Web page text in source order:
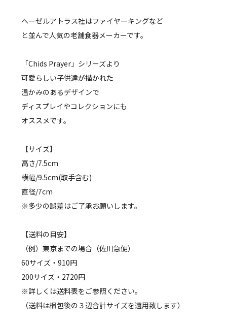
ヘーゼルアトラス社はファイヤーキングなど
と並んで人気の老舗食器メーカーです。
「Chids Prayer」シリーズより
可愛らしい子供達が描かれた
温かみのあるデザインで
ディスプレイやコレクションにも
オススメです。
【サイズ】
高さ/7.5cm
横幅/9.5cm(取手含む)
直径/7cm
※多少の誤差はご了承お願いします。
【送料の目安】
（例）東京までの場合（佐川急便）
60サイズ・910円
200サイズ・2720円
※詳しくは送料表をご参照ください。
（送料は梱包後の３辺合計サイズを適用致します）